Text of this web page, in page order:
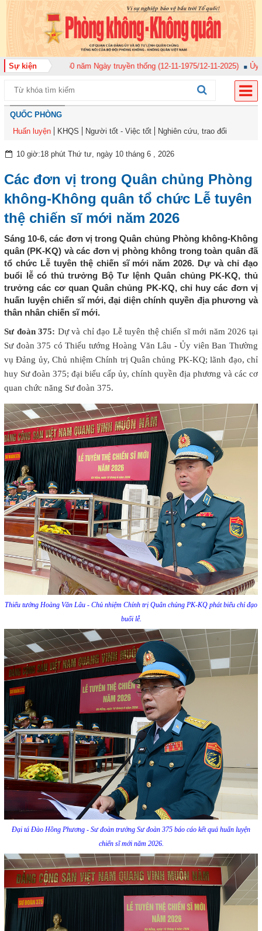
Sự kiện
năm Ngày truyền thống (12-11-1975/12-11-2025) Ủy ban Kiểm tra
QUỐC PHÒNG
Huấn luyện
KHQS Người tốt - Việc tốt Nghiên cứu, trao đổi
10 giờ:18 phút Thứ tư, ngày 10 tháng 6 , 2026
Các đơn vị trong Quân chủng Phòng
không-Không quân tổ chức Lễ tuyên
thệ chiến sĩ mới năm 2026
Sáng 10-6, các đơn vị trong Quân chủng Phòng không-Không
quân (PK-KQ) và các đơn vị phòng không trong toàn quân đã
tổ chức Lễ tuyên thệ chiến sĩ mới năm 2026. Dự và chỉ đạo
buổi lễ có thủ trưởng Bộ Tư lệnh Quân chủng PK-KQ, thủ
trưởng các cơ quan Quân chủng PK-KQ, chỉ huy các đơn vị
huấn luyện chiến sĩ mới, đại diện chính quyền địa phương và
thân nhân chiến sĩ mới.
Sư đoàn 375: Dự và chỉ đạo Lễ tuyên thệ chiến sĩ mới năm 2026 tại
Sư đoàn 375 có Thiếu tướng Hoàng Văn Lâu - Ủy viên Ban Thường
vụ Đảng ủy, Chủ nhiệm Chính trị Quân chủng PK-KQ; lãnh đạo, chỉ
huy Sư đoàn 375; đại biểu cấp ủy, chính quyền địa phương và các cơ
quan chức năng Sư đoàn 375.
Thiếu tướng Hoàng Văn Lâu - Chủ nhiệm Chính trị Quân chủng PK-KQ phát biểu chỉ đạo
buổi lễ.
Đại tá Đào Hồng Phương - Sư đoàn trưởng Sư đoàn 375 báo cáo kết quả huấn luyện
chiến sĩ mới năm 2026.